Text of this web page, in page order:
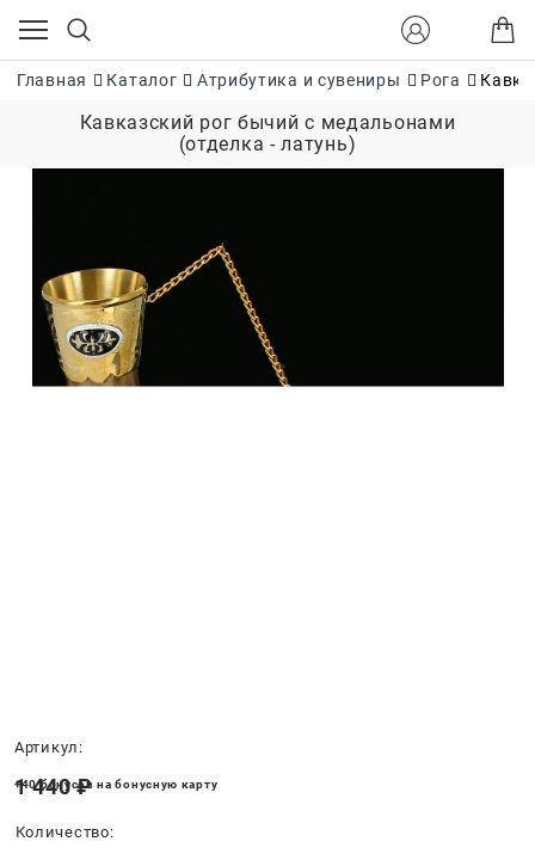
Главная Каталог Атрибутика и сувениры Рога
Кавказский рог бычий с медальонами
(отделка - латунь)
Артикул:
1 440 ₽
+40 бонусов на бонусную карту
Количество: